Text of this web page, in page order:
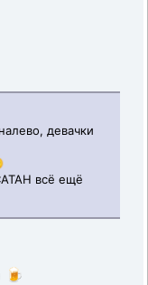
девачки
всё ещё
🍺